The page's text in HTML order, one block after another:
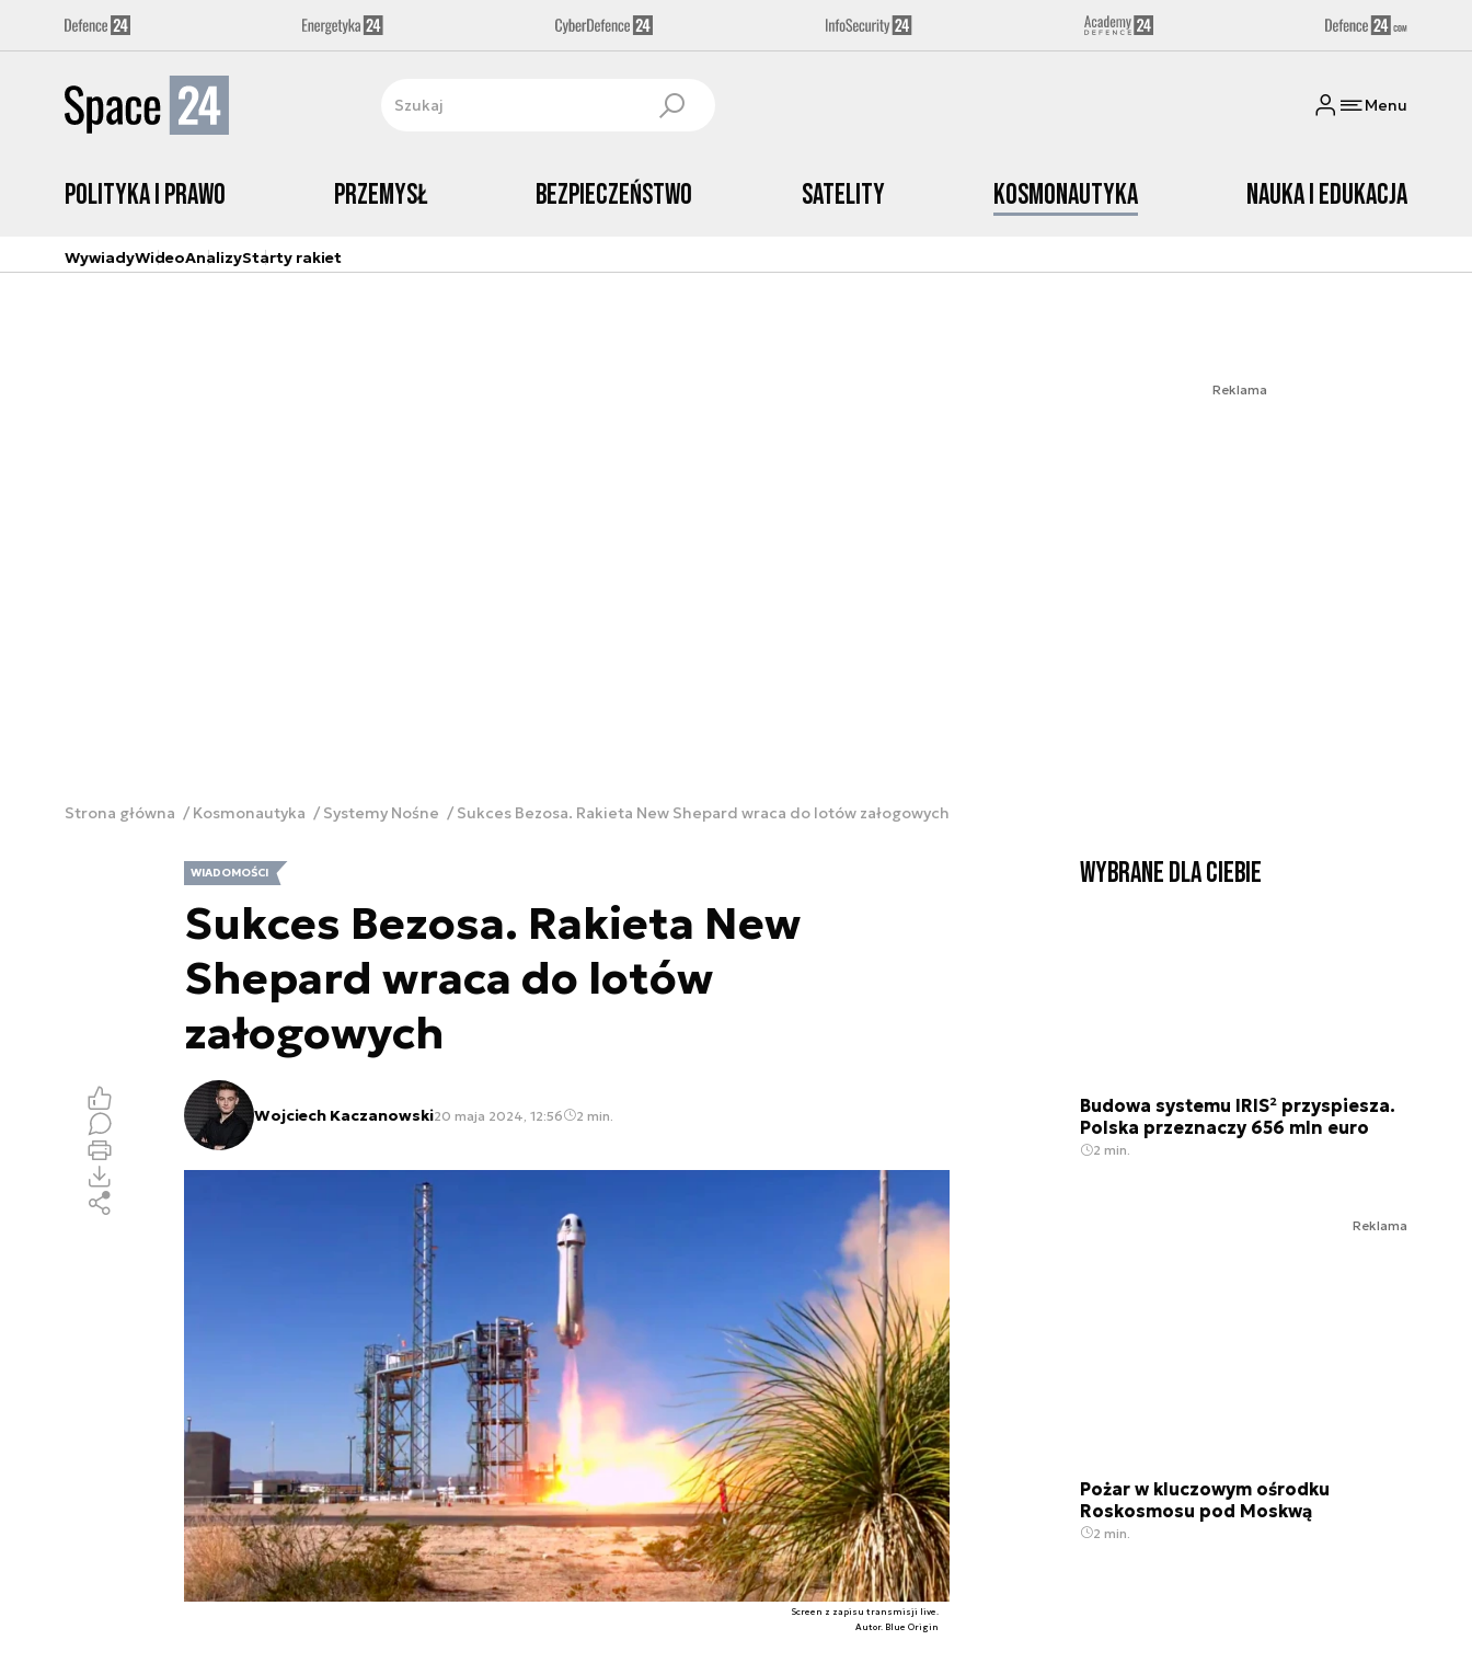
Menu
Polityka i prawo Przemysł Bezpieczeństwo Satelity Kosmonautyka Nauka i edukacja
WywiadyWideoAnalizyStarty rakiet
Reklama
Strona główna Kosmonautyka Systemy Nośne Sukces Bezosa. Rakieta New Shepard wraca do lotów załogowych
WIADOMOŚCI
Sukces Bezosa. Rakieta New
Shepard wraca do lotów
załogowych
Wojciech Kaczanowski20 maja 2024, 12:56 2 min.
Screen z zapisu transmisji live.
Autor. Blue Origin
Wybrane dla Ciebie
Budowa systemu IRIS² przyspiesza.
Polska przeznaczy 656 mln euro
2 min.
Reklama
Pożar w kluczowym ośrodku
Roskosmosu pod Moskwą
2 min.